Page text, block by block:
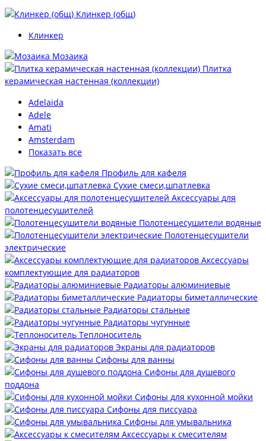
Клинкер (общ)
Клинкер
Мозаика
Плитка
керамическая настенная (коллекции)
Adelaida
Adele
Amati
Amsterdam
Показать все
Профиль для кафеля
Сухие смеси,шпатлевка
Аксессуары для
полотенцесушителей
Полотенцесушители водяные
Полотенцесушители
электрические
Аксессуары
комплектующие для радиаторов
Радиаторы алюминиевые
Радиаторы биметаллические
Радиаторы стальные
Радиаторы чугунные
Теплоноситель
Экраны для радиаторов
Сифоны для ванны
Сифоны для душевого
поддона
Сифоны для кухонной мойки
Сифоны для писсуара
Сифоны для умывальника
Аксессуары к смесителям